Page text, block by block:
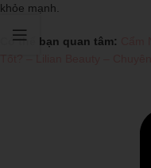
khỏe mạnh.
Có thể bạn quan tâm: